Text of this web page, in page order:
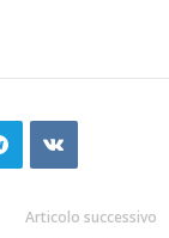
Articolo successivo